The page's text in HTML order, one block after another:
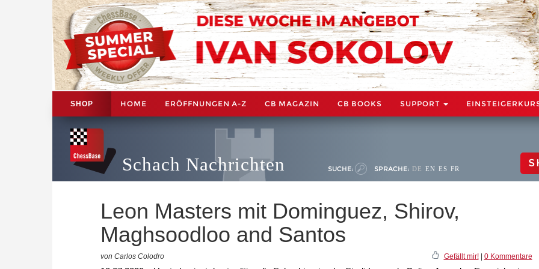
SHOP HOME ERÖFFNUNGEN A-Z CB MAGAZIN CB BOOKS SUPPORT
Schach Nachrichten SUCHE: SPRACHE: DE EN ES FR
Leon Masters mit Dominguez, Shirov,
Maghsoodloo and Santos
von Carlos Colodro Gefällt mir!| 0 Kommentare